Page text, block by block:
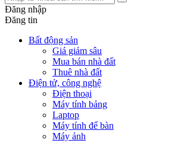
Đăng nhập
Đăng tin
Bất động sản
Giá giảm sâu
Mua bán nhà đất
Thuê nhà đất
Điện tử, công nghệ
Điện thoại
Máy tính bảng
Laptop
Máy tính để bàn
Máy ảnh